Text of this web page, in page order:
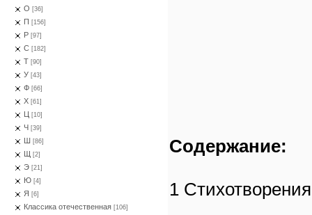
О [36]
П [156]
Р [97]
С [182]
Т [90]
У [43]
Ф [66]
Х [61]
Ц [10]
Ч [39]
Ш [86]
Щ [2]
Э [21]
Ю [4]
Я [6]
Классика отечественная [106]
Содержание:
1 Стихотворения